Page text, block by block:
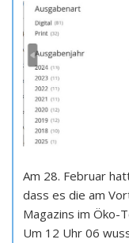
Am 28. Februar
dass es die am
Magazins im Öko-
Um 12 Uhr 06